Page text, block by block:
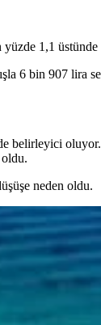
yüzde 1,1
6 bin 907 lira
neden oldu.